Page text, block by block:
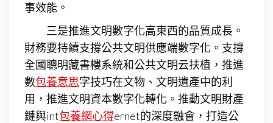
事效能。
三是推進文明數字化高東西的品質成長。
財務要持續支撐公共文明供應端數字化。支撐
全國聰明藏書樓系統和公共文明云扶植，推進
數包養意思字技巧在文物、文明遺產中的利
用，推進文明資本數字化轉化。推動文明財產
鏈與int包養網心得ernet的深度融會，打造公